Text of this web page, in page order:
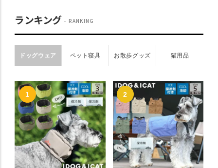
ランキング RANKING
ドッグウェア ペット寝具 お散歩グッズ 猫用品